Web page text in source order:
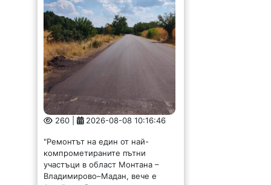
260 | 2026-08-08 10:16:46
"Ремонтът на един от най-
компрометираните пътни
участъци в област Монтана –
Владимирово–Мадан, вече е